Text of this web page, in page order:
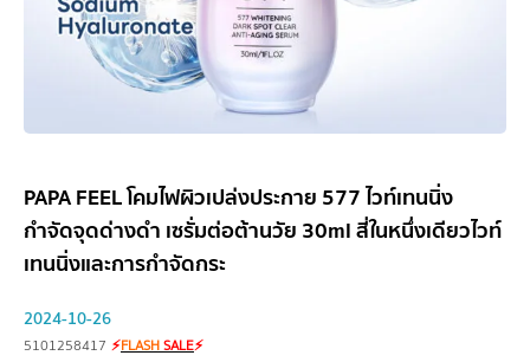
PAPA FEEL โคมไฟผิวเปล่งประกาย 577 ไวท์เทนนิ่ง
กำจัดจุดด่างดำ เซรั่มต่อต้านวัย 30ml สี่ในหนึ่งเดียวไวท์
เทนนิ่งและการกำจัดกระ
2024-10-26
5101258417 ⚡FLASHSALE⚡